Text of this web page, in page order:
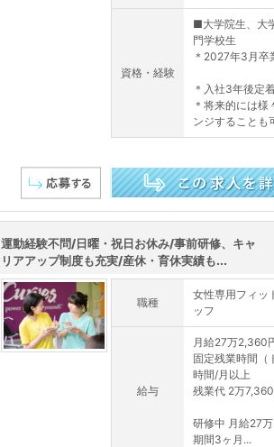
資格・経験
■大学院生、大
門学校生
＊2027年3月卒
＊入社3年後定
＊将来的には様
ンジすることも
運動経験不問/日曜・祝日お休み/事前研修、キャ
リアアップ制度も充実/産休・育休実績も...
職種
女性専用フィッ
ッフ
給与
月給27万2,360
固定残業時間（
時間/月以上
残業代 2万
研修中 月給27
期間3ヶ月...